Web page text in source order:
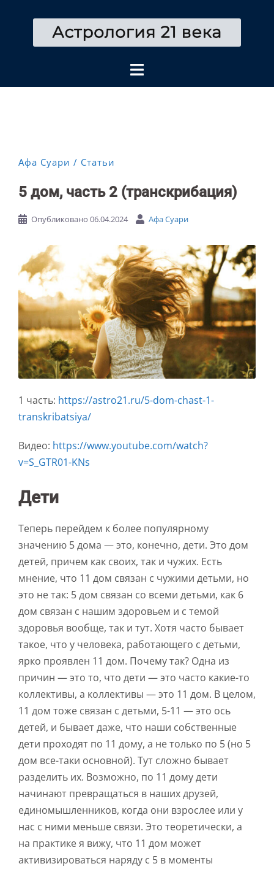
содержимому
Афа Суари Статьи
5 дом, часть 2 (транскрибация)
Опубликовано 06.04.2024 Афа Суари
1 часть: https://astro21.ru/5-dom-chast-1-
transkribatsiya/
Видео: https://www.youtube.com/watch?
v=S_GTR01-KNs
Дети
Теперь перейдем к более популярному
значению 5 дома — это, конечно, дети. Это дом
детей, причем как своих, так и чужих. Есть
мнение, что 11 дом связан с чужими детьми, но
это не так: 5 дом связан со всеми детьми, как 6
дом связан с нашим здоровьем и с темой
здоровья вообще, так и тут. Хотя часто бывает
такое, что у человека, работающего с детьми,
ярко проявлен 11 дом. Почему так? Одна из
причин — это то, что дети — это часто какие-то
коллективы, а коллективы — это 11 дом. В целом,
11 дом тоже связан с детьми, 5-11 — это ось
детей, и бывает даже, что наши собственные
дети проходят по 11 дому, а не только по 5 (но 5
дом все-таки основной). Тут сложно бывает
разделить их. Возможно, по 11 дому дети
начинают превращаться в наших друзей,
единомышленников, когда они взрослее или у
нас с ними меньше связи. Это теоретически, а
на практике я вижу, что 11 дом может
активизироваться наряду с 5 в моменты